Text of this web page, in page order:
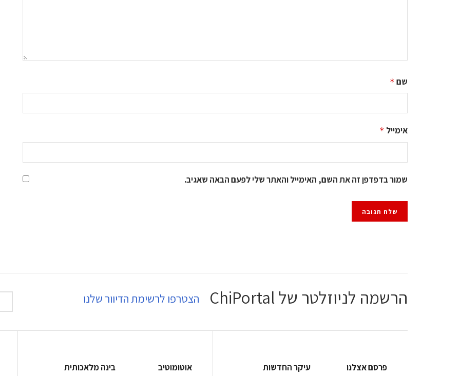
שם *
אימייל *
שמור בדפדפן זה את השם, האימייל והאתר שלי לפעם הבאה שאגיב.
הרשמה לניוזלטר של ChiPortal הצטרפו לרשימת הדיוור שלנו
פרסם אצלנו עיקר החדשות אוטומוטיב בינה מלאכותית